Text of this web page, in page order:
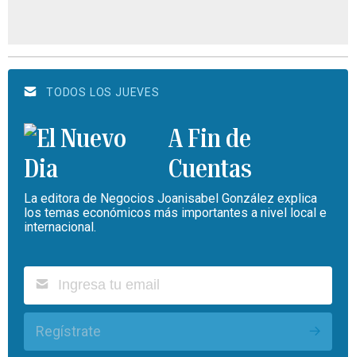
TODOS LOS JUEVES
A Fin de
Cuentas
La editora de Negocios Joanisabel González explica
los temas económicos más importantes a nivel local e
internacional.
Regístrate